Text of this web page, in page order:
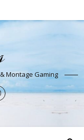
Montage Gaming